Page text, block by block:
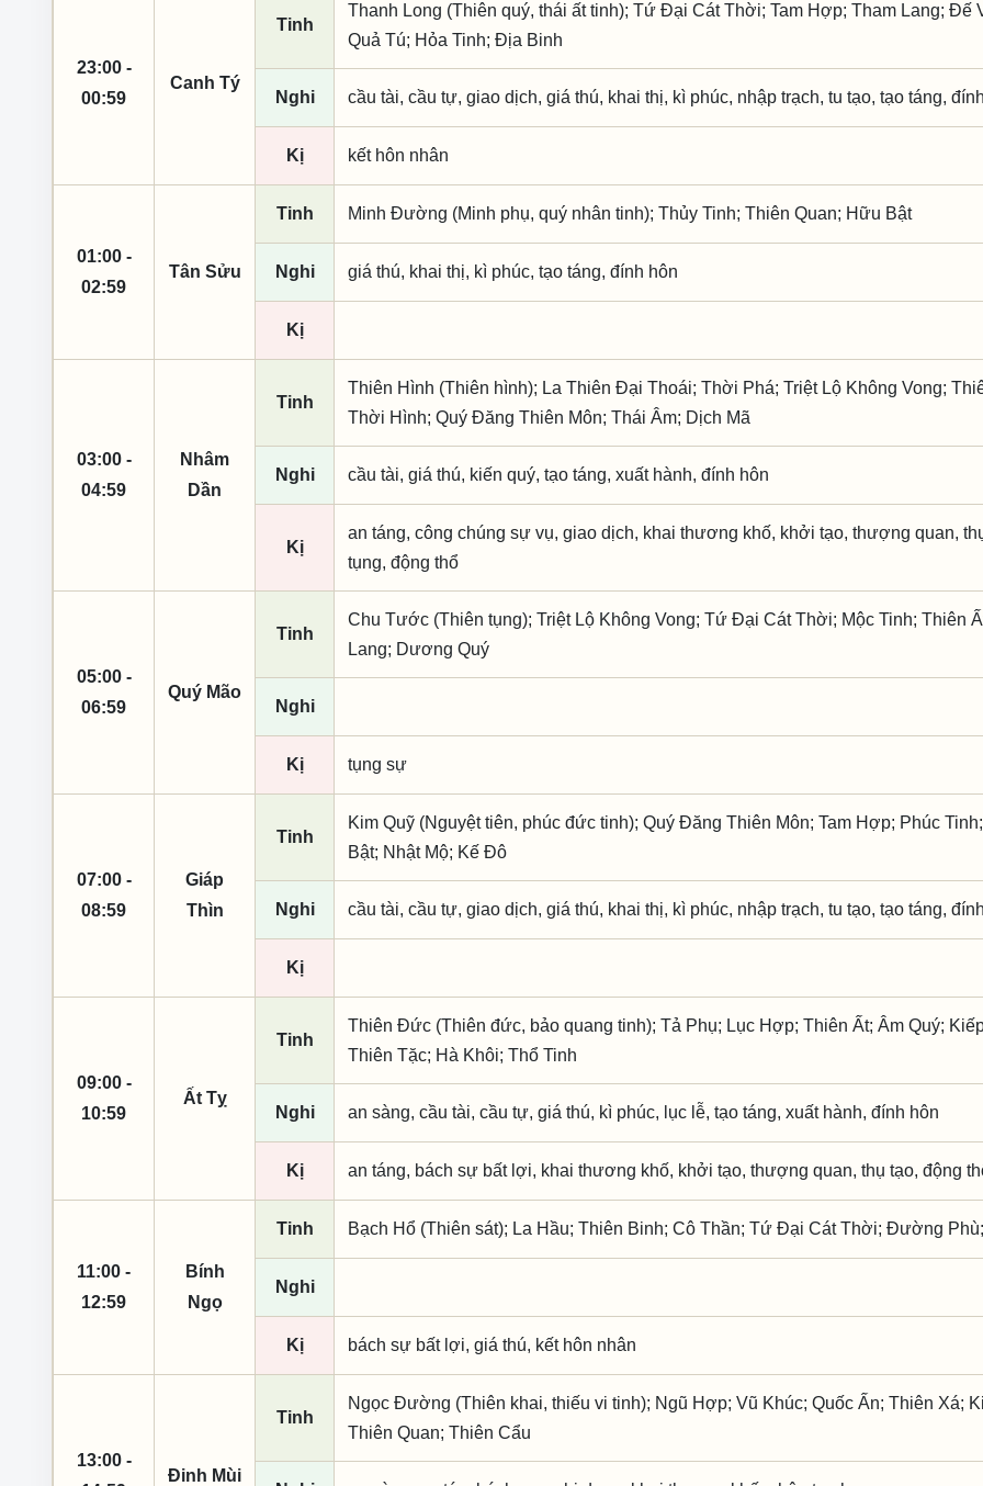
23:00 -
00:59
Canh Tý
Tinh
Thanh Long (Thiên quý, thái ất tinh); Tứ Đại Cát Thời; Tam Hợp; Tham Lang; Đế
Quả Tú; Hỏa Tinh; Địa Binh
Nghi cầu tài, cầu tự, giao dịch, giá thú, khai thị, kì phúc, nhập trạch, tu tạo, tạo táng,
Kị kết hôn nhân
01:00 -
02:59
Tân Sửu
Tinh Minh Đường (Minh phụ, quý nhân tinh); Thủy Tinh; Thiên Quan; Hữu Bật
Nghi giá thú, khai thị, kì phúc, tạo táng, đính hôn
Kị
03:00 -
04:59
Nhâm
Dần
Tinh
Thiên Hình (Thiên hình); La Thiên Đại Thoái; Thời Phá; Triệt Lộ Không Vong;
Thời Hình; Quý Đăng Thiên Môn; Thái Âm; Dịch Mã
Nghi cầu tài, giá thú, kiến quý, tạo táng, xuất hành, đính hôn
Kị
an táng, công chúng sự vụ, giao dịch, khai thương khố, khởi tạo, thượng quan,
tụng, động thổ
05:00 -
06:59
Quý Mão
Tinh
Chu Tước (Thiên tụng); Triệt Lộ Không Vong; Tứ Đại Cát Thời; Mộc Tinh; Thiên
Lang; Dương Quý
Nghi
Kị tụng sự
07:00 -
08:59
Giáp
Thìn
Tinh
Kim Quỹ (Nguyệt tiên, phúc đức tinh); Quý Đăng Thiên Môn; Tam Hợp; Phúc
Bật; Nhật Mộ; Kế Đô
Nghi cầu tài, cầu tự, giao dịch, giá thú, khai thị, kì phúc, nhập trạch, tu tạo, tạo táng,
Kị
09:00 -
10:59
Ất Tỵ
Tinh
Thiên Đức (Thiên đức, bảo quang tinh); Tả Phụ; Lục Hợp; Thiên Ất; Âm Quý;
Thiên Tặc; Hà Khôi; Thổ Tinh
Nghi an sàng, cầu tài, cầu tự, giá thú, kì phúc, lục lễ, tạo táng, xuất hành, đính hôn
Kị an táng, bách sự bất lợi, khai thương khố, khởi tạo, thượng quan, thụ tạo, động
11:00 -
12:59
Bính
Ngọ
Tinh Bạch Hổ (Thiên sát); La Hầu; Thiên Binh; Cô Thần; Tứ Đại Cát Thời; Đường
Nghi
Kị bách sự bất lợi, giá thú, kết hôn nhân
13:00 -
Đinh Mùi
Tinh
Ngọc Đường (Thiên khai, thiếu vi tinh); Ngũ Hợp; Vũ Khúc; Quốc Ấn; Thiên Xá;
Thiên Quan; Thiên Cẩu